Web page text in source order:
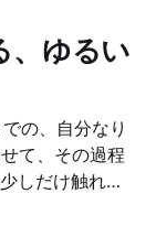
spec9 6K 白
、ゆるい
の、自分なり
て、その過程
しだけ触れて
い、という人